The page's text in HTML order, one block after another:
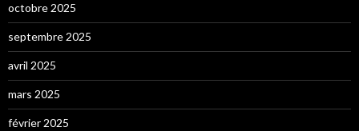
octobre 2025
septembre 2025
avril 2025
mars 2025
février 2025